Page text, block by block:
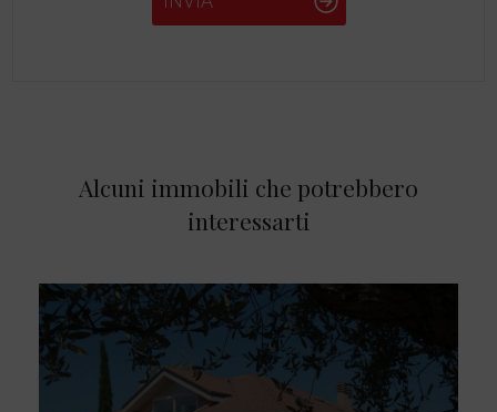
Alcuni immobili che potrebbero
interessarti